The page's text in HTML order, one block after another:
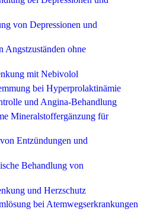
von Depressionen und
Angstzuständen ohne
mit Nebivolol
bei Hyperprolaktinämie
und Angina-Behandlung
Mineralstoffergänzung für
Entzündungen und
Behandlung von
und Herzschutz
bei Atemwegserkrankungen